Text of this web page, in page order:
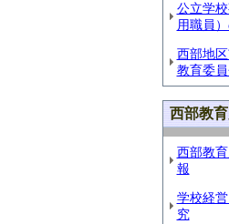
公立学
用職員
西部地区
教育委
西部教
西部教
報
学校経
究